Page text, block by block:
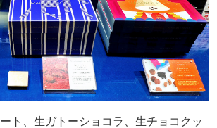
ト、生ガトーショコラ、生チョコクッ